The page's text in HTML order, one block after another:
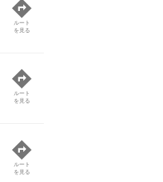
ルート
を見る
ルート
を見る
ルート
を見る